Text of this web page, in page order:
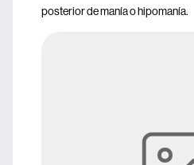
posterior de manía o hipomanía.